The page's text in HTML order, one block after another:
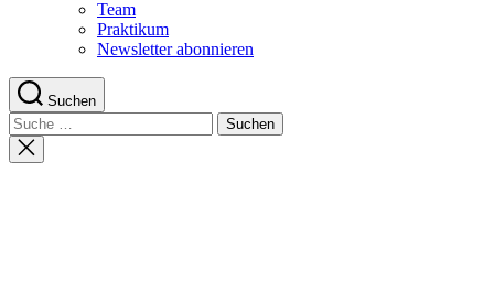
Team
Praktikum
Newsletter abonnieren
Suchen
Suche
nach:
Suche
schließen